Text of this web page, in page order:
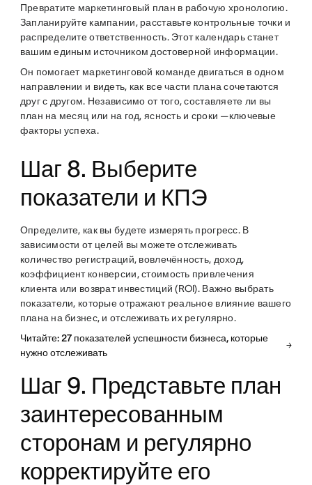
Превратите маркетинговый план в рабочую хронологию.
Запланируйте кампании, расставьте контрольные точки и
распределите ответственность. Этот календарь станет
вашим единым источником достоверной информации.
Он помогает маркетинговой команде двигаться в одном
направлении и видеть, как все части плана сочетаются
друг с другом. Независимо от того, составляете ли вы
план на месяц или на год, ясность и сроки —ключевые
факторы успеха.
Шаг 8. Выберите
показатели и КПЭ
Определите, как вы будете измерять прогресс. В
зависимости от целей вы можете отслеживать
количество регистраций, вовлечённость, доход,
коэффициент конверсии, стоимость привлечения
клиента или возврат инвестиций (ROI). Важно выбрать
показатели, которые отражают реальное влияние вашего
плана на бизнес, и отслеживать их регулярно.
Читайте: 27 показателей успешности бизнеса, которые
нужно отслеживать
Шаг 9. Представьте план
заинтересованным
сторонам и регулярно
корректируйте его